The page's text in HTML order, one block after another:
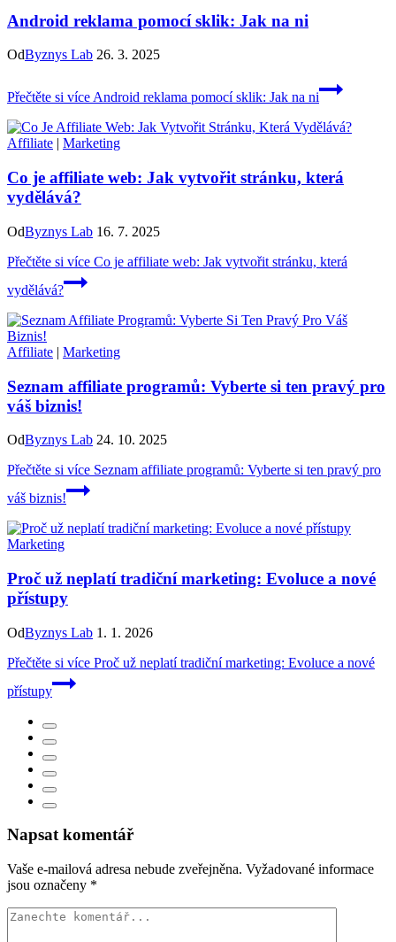
Android reklama pomocí sklik: Jak na ni
OdByznys Lab 26. 3. 2025
Přečtěte si víceAndroid reklama pomocí sklik: Jak na ni
Affiliate | Marketing
Co je affiliate web: Jak vytvořit stránku, která
vydělává?
OdByznys Lab 16. 7. 2025
Přečtěte si více Co je affiliate web: Jak vytvořit stránku, která
vydělává?
Affiliate | Marketing
Seznam affiliate programů: Vyberte si ten pravý pro
váš biznis!
OdByznys Lab 24. 10. 2025
Přečtěte si více Seznam affiliate programů: Vyberte si ten pravý pro
váš biznis!
Marketing
Proč už neplatí tradiční marketing: Evoluce a nové
přístupy
OdByznys Lab 1. 1. 2026
Přečtěte si více Proč už neplatí tradiční marketing: Evoluce a nové
přístupy
Napsat komentář
Vaše e-mailová adresa nebude zveřejněna. Vyžadované informace
jsou označeny *